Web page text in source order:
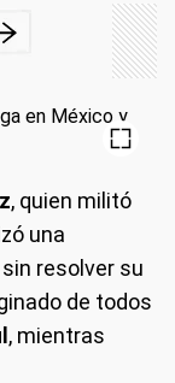
, quien militó
una
resolver su
de todos
, mientras